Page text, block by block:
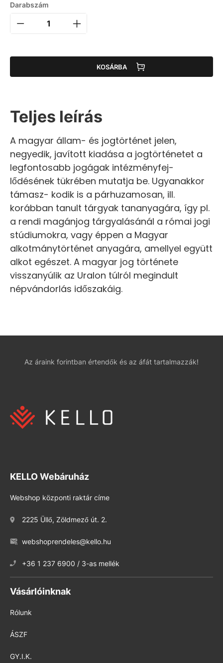
Darabszám
KOSÁRBA
Teljes leírás
A magyar állam- és jogtörténet jelen,
negyedik, javított kiadása a jogtörténetet a
legfontosabb jogágak intézményfej-
lődésének tükrében mutatja be. Ugyanakkor
támasz- kodik is a párhuzamosan, ill.
korábban tanult tárgyak tananyagára, így pl.
a rendi magánjog tárgyalásánál a római jogi
stúdiumokra, vagy éppen a Magyar
alkotmánytörténet anyagára, amellyel együtt
alkot egészet. A magyar jog története
visszanyúlik az Uralon túlról megindult
népvándorlás időszakáig.
Az áraink forintban értendők és az áfát tartalmazzák!
KELLO Webáruház
Webshop központi raktár címe
2225 Üllő, Zöldmező út. 2.
webshoprendeles@kello.hu
+36 1 237 6900 / 3-as mellék
Vásárlóinknak
Rólunk
ÁSZF
GY.I.K.